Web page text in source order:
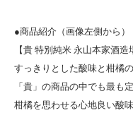
●商品紹介（画像左側から）
【貴 特別純米 永山本家酒造
すっきりとした酸味と柑橘
「貴」の商品の中でも最も
柑橘を思わせる心地良い酸